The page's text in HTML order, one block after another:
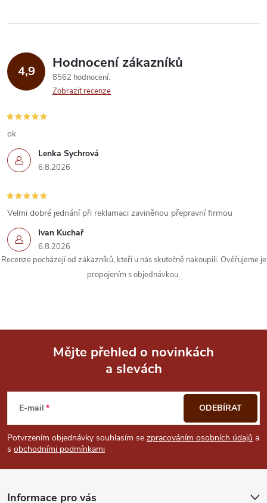
l
d
a
c
í
p
r
v
k
y
p
4,9 Hodnocení zákazníků
8562 hodnocení
Zobrazit recenze
Lenka Sychrová
6.8.2026
ok
Ivan Kuchař
6.8.2026
Velmi dobré jednání při reklamaci zaviněnou přepravní firmou
Recenze pocházejí od zákazníků, kteří u nás skutečně nakoupili. Ověřujeme je
propojením s objednávkou.
p
a
Mějte přehled o novinkách
a slevách
E-mail
Potvrzením objednávky souhlasím se zpracováním osobních údajů a
s obchodními podmínkami
ODEBÍRAT
Informace pro vás